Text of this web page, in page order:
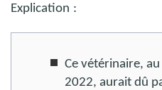
Explication :
Ce vétérinaire,
2022, aurait dû